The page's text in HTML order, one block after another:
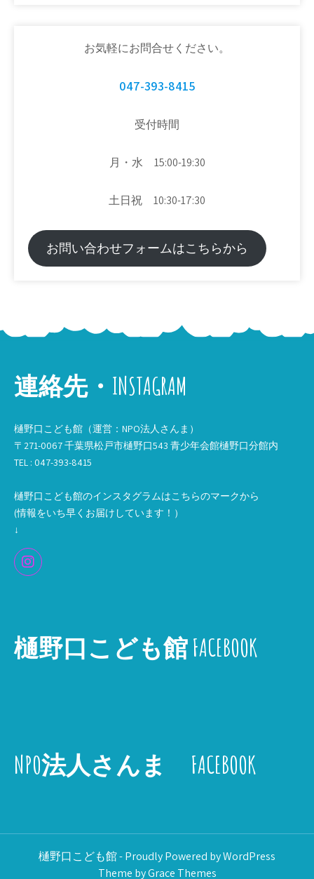
お気軽にお問合せください。
047-393-8415
受付時間
月・水 15:00-19:30
土日祝 10:30-17:30
お問い合わせフォームはこちらから
連絡先・INSTAGRAM
樋野口こども館（運営：NPO法人さんま）
〒271-0067 千葉県松戸市樋野口543 青少年会館樋野口分館内
TEL : 047-393-8415
樋野口こども館のインスタグラムはこちらのマークから
(情報をいち早くお届けしています！）
↓
樋野口こども館 FACEBOOK
NPO法人さんま FACEBOOK
樋野口こども館 - Proudly Powered by WordPress
Theme by Grace Themes